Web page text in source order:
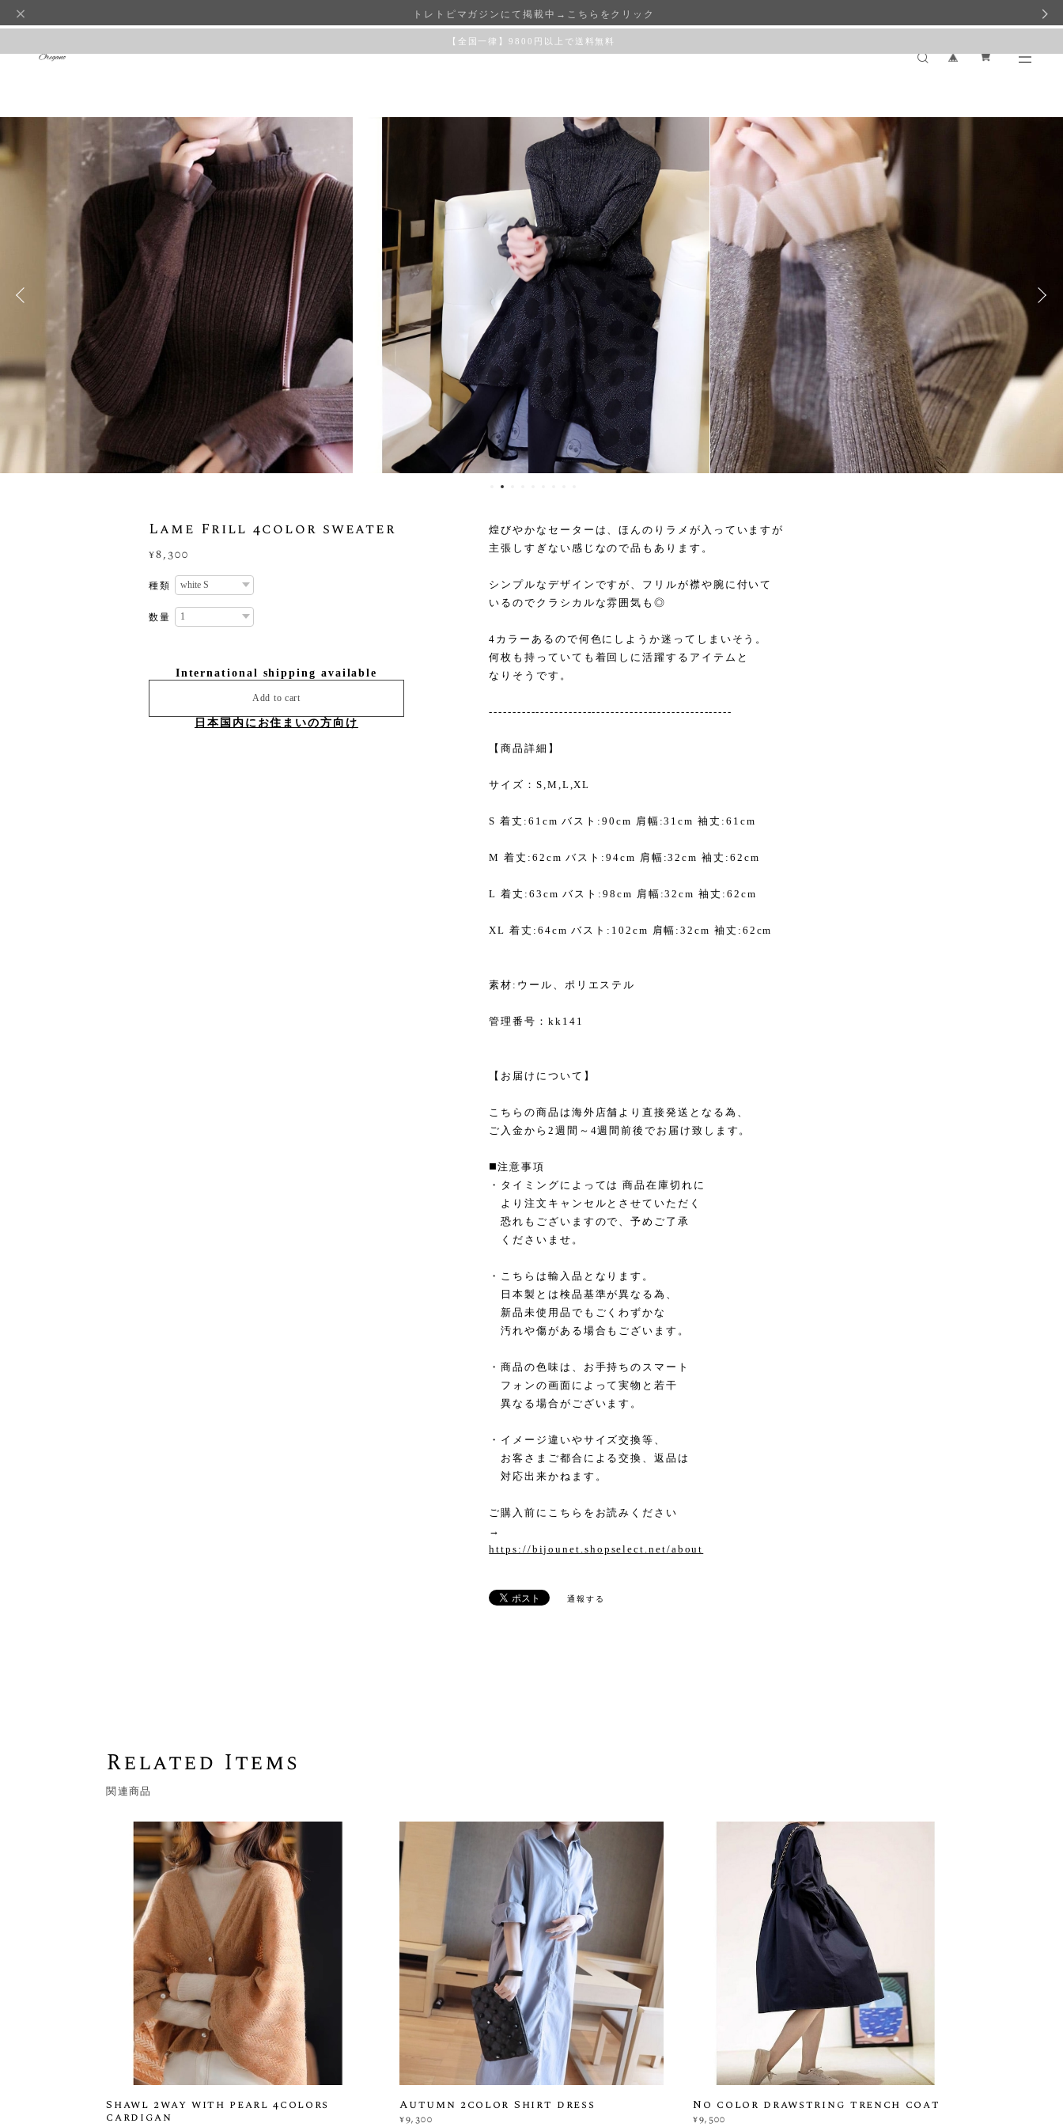
トレトピマガジンにて掲載中→こちらをクリック
【全国一律】9800円以上で送料無料
Lame Frill 4color sweater
¥8,300
種類
数量
International shipping available
Add to cart
日本国内にお住まいの方向け
煌びやかなセーターは、ほんのりラメが入っていますが
主張しすぎない感じなので品もあります。
シンプルなデザインですが、フリルが襟や腕に付いて
いるのでクラシカルな雰囲気も◎
4カラーあるので何色にしようか迷ってしまいそう。
何枚も持っていても着回しに活躍するアイテムと
なりそうです。
----------------------------------------------------
【商品詳細】
サイズ：S,M,L,XL
S 着丈:61cm バスト:90cm 肩幅:31cm 袖丈:61cm
M 着丈:62cm バスト:94cm 肩幅:32cm 袖丈:62cm
L 着丈:63cm バスト:98cm 肩幅:32cm 袖丈:62cm
XL 着丈:64cm バスト:102cm 肩幅:32cm 袖丈:62cm
素材:ウール、ポリエステル
管理番号：kk141
【お届けについて】
こちらの商品は海外店舗より直接発送となる為、
ご入金から2週間～4週間前後でお届け致します。
◼️注意事項
・タイミングによっては 商品在庫切れに
より注文キャンセルとさせていただく
恐れもございますので、予めご了承
くださいませ。
・こちらは輸入品となります。
日本製とは検品基準が異なる為、
新品未使用品でもごくわずかな
汚れや傷がある場合もございます。
・商品の色味は、お手持ちのスマート
フォンの画面によって実物と若干
異なる場合がございます。
・イメージ違いやサイズ交換等、
お客さまご都合による交換、返品は
対応出来かねます。
ご購入前にこちらをお読みください
→
https://bijounet.shopselect.net/about
通報する
Related Items
関連商品
Shawl 2way with pearl 4colors
cardigan
Autumn 2color Shirt dress
¥9,300
No color drawstring trench coat
¥9,500